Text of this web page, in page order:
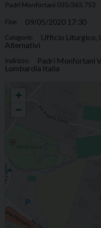
Padri Monfortani 035/363.753
Fine: 09/05/2020 17:30
Categorie:
Ufficio Liturgico,
Alternativi
Indirizzo:
Padri Monfortani
Lombardia Italia
+
−